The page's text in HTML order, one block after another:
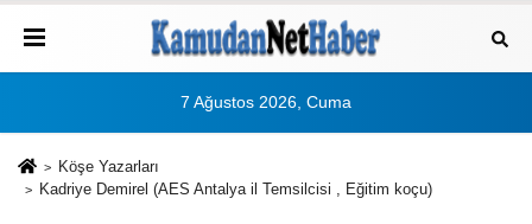
7 Ağustos 2026, Cuma
Köşe Yazarları
Kadriye Demirel (AES Antalya il Temsilcisi , Eğitim koçu)